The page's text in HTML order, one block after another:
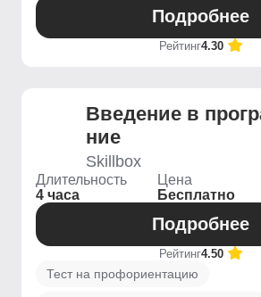
Подробнее
Рейтинг4.30
Введение ­в
ние
Skillbox
Длительность
4 часа
Цена
Бесплатно
Подробнее
Рейтинг4.50
Тест на профориентацию